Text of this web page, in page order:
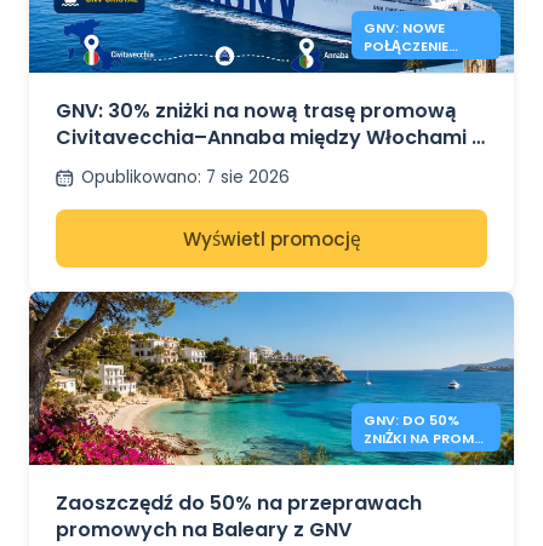
GNV: NOWE
POŁĄCZENIE
PROMOWE
GNV: 30% zniżki na nową trasę promową
Civitavecchia–Annaba między Włochami a
Algierią
Opublikowano: 7 sie 2026
Wyświetl promocję
GNV: DO 50%
ZNIŻKI NA PROMY
NA BALEARY
Zaoszczędź do 50% na przeprawach
promowych na Baleary z GNV